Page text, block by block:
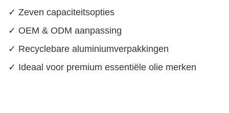
✓ Zeven capaciteitsopties
✓ OEM & ODM aanpassing
✓ Recyclebare aluminiumverpakkingen
✓ Ideaal voor premium essentiële olie merken